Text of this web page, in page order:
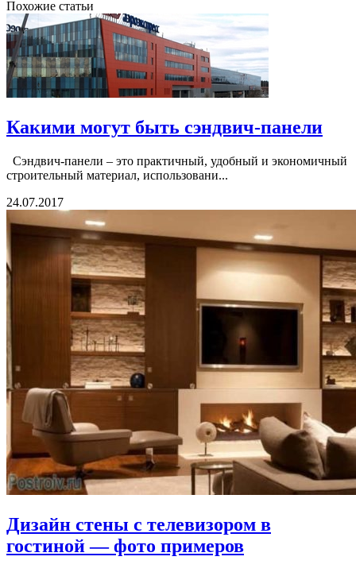
Похожие статьи
Какими могут быть сэндвич-панели
Сэндвич-панели – это практичный, удобный и экономичный
строительный материал, использовани...
24.07.2017
Дизайн стены с телевизором в
гостиной — фото примеров